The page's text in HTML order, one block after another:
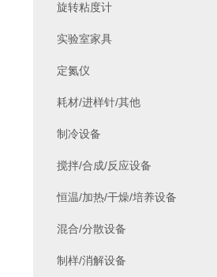
旋转粘度计
实验室家具
定氮仪
耗材/进样针/其他
制冷设备
搅拌/合成/反应设备
恒温/加热/干燥/培养设备
混合/分散设备
制样/消解设备